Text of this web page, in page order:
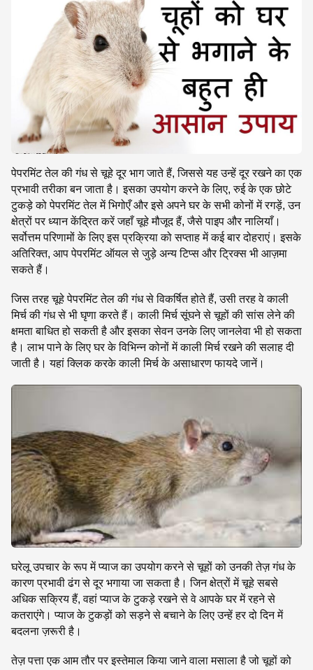
पेपरमिंट तेल की गंध से चूहे दूर भाग जाते हैं, जिससे यह उन्हें दूर रखने का एक
प्रभावी तरीका बन जाता है। इसका उपयोग करने के लिए, रुई के एक छोटे
टुकड़े को पेपरमिंट तेल में भिगोएँ और इसे अपने घर के सभी कोनों में रगड़ें, उन
क्षेत्रों पर ध्यान केंद्रित करें जहाँ चूहे मौजूद हैं, जैसे पाइप और नालियाँ।
सर्वोत्तम परिणामों के लिए इस प्रक्रिया को सप्ताह में कई बार दोहराएं। इसके
अतिरिक्त, आप पेपरमिंट ऑयल से जुड़े अन्य टिप्स और ट्रिक्स भी आज़मा
सकते हैं।
जिस तरह चूहे पेपरमिंट तेल की गंध से विकर्षित होते हैं, उसी तरह वे काली
मिर्च की गंध से भी घृणा करते हैं। काली मिर्च सूंघने से चूहों की सांस लेने की
क्षमता बाधित हो सकती है और इसका सेवन उनके लिए जानलेवा भी हो सकता
है। लाभ पाने के लिए घर के विभिन्न कोनों में काली मिर्च रखने की सलाह दी
जाती है। यहां क्लिक करके काली मिर्च के असाधारण फायदे जानें।
घरेलू उपचार के रूप में प्याज का उपयोग करने से चूहों को उनकी तेज़ गंध के
कारण प्रभावी ढंग से दूर भगाया जा सकता है। जिन क्षेत्रों में चूहे सबसे
अधिक सक्रिय हैं, वहां प्याज के टुकड़े रखने से वे आपके घर में रहने से
कतराएंगे। प्याज के टुकड़ों को सड़ने से बचाने के लिए उन्हें हर दो दिन में
बदलना ज़रूरी है।
तेज़ पत्ता एक आम तौर पर इस्तेमाल किया जाने वाला मसाला है जो चूहों को